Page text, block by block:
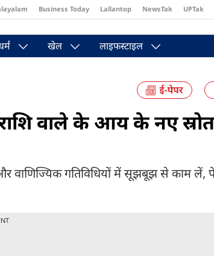
Business Today Lallantop NewsTak UPTak
खेल लाइफस्टाइल
वाले के आय के नए
वाणिज्यिक गतिविधियों में सूझबूझ से काम लें,